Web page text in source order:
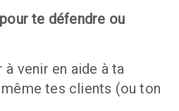
te défendre ou
venir en aide à ta
tes clients (ou ton